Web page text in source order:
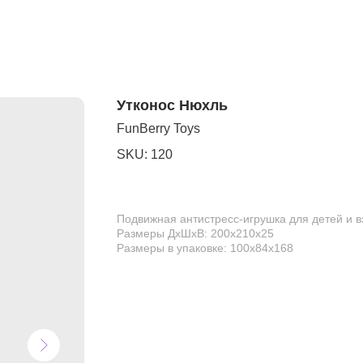
Утконос Нюхль
FunBerry Toys
SKU: 120
Подвижная антистресс-игрушка для детей и
Размеры ДхШхВ: 200х210х25
Размеры в упаковке: 100х84х168